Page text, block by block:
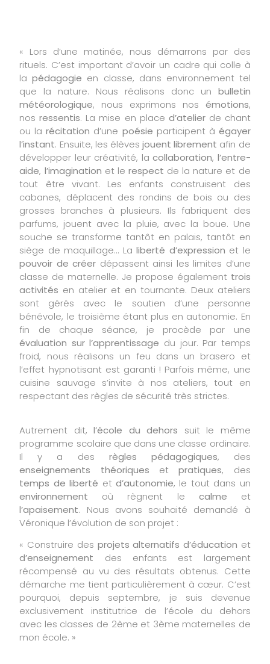
« Lors d’une matinée, nous démarrons par des
rituels. C’est important d’avoir un cadre qui colle à
lapédagogie en classe, dans environnement tel
que la nature. Nous réalisons donc un bulletin
météorologique, nous exprimons nos émotions,
nosressentis. La mise en place d’atelierde chant
ou larécitation d’une poésie participent à égayer
l’instant. Ensuite, les élèves jouent librement afin de
développer leur créativité, lacollaboration, l’entre-
aide, l’imagination et le respect de la nature et de
tout être vivant. Les enfants construisent des
cabanes, déplacent des rondins de bois ou des
grosses branches à plusieurs. Ils fabriquent des
parfums, jouent avec la pluie, avec la boue. Une
souche se transforme tantôt en palais, tantôt en
siège de maquillage… Laliberté d’expression et le
pouvoir de créer dépassent ainsi les limites d’une
classe de maternelle. Je propose également trois
activités en atelier et en tournante. Deux ateliers
sont gérés avec le soutien d’une personne
bénévole, le troisième étant plus en autonomie. En
fin de chaque séance, je procède par une
évaluation sur l’apprentissage du jour. Par temps
froid, nous réalisons un feu dans un brasero et
l’effet hypnotisant est garanti ! Parfois même, une
cuisine sauvage s’invite à nos ateliers, tout en
respectant des règles de sécurité très strictes.
Autrement dit,l’école du dehors suit le même
programme scolaire que dans une classe ordinaire.
Il y a des règles pédagogiques, des
enseignements théoriques etpratiques, des
temps de liberté etd’autonomie, le tout dans un
environnement où règnent le calme et
l’apaisement. Nous avons souhaité demandé à
Véronique l’évolution de son projet :
« Construire des projets alternatifs d’éducation et
d’enseignement des enfants est largement
récompensé au vu des résultats obtenus. Cette
démarche me tient particulièrement à cœur. C’est
pourquoi, depuis septembre, je suis devenue
exclusivement institutrice de l’école du dehors
avec les classes de 2ème et 3ème maternelles de
mon école. »